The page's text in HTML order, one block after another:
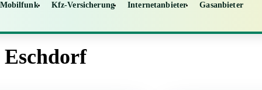
Mobilfunk Kfz-Versicherung Internetanbieter Gasanbieter